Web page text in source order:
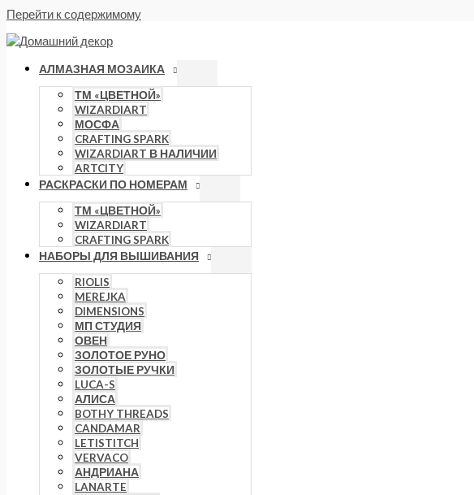
Перейти к содержимому
АЛМАЗНАЯ МОЗАИКА
ТМ «ЦВЕТНОЙ»
WIZARDIART
МОСФА
CRAFTING SPARK
WIZARDIART В НАЛИЧИИ
ARTCITY
РАСКРАСКИ ПО НОМЕРАМ
ТМ «ЦВЕТНОЙ»
WIZARDIART
CRAFTING SPARK
НАБОРЫ ДЛЯ ВЫШИВАНИЯ
RIOLIS
MEREJKA
DIMENSIONS
МП СТУДИЯ
ОВЕН
ЗОЛОТОЕ РУНО
ЗОЛОТЫЕ РУЧКИ
LUCA-S
АЛИСА
BOTHY THREADS
CANDAMAR
LETISTITCH
VERVACO
АНДРИАНА
LANARTE